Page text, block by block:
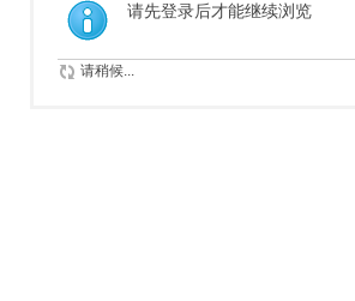
请先登录后才能继续浏览
请稍候...